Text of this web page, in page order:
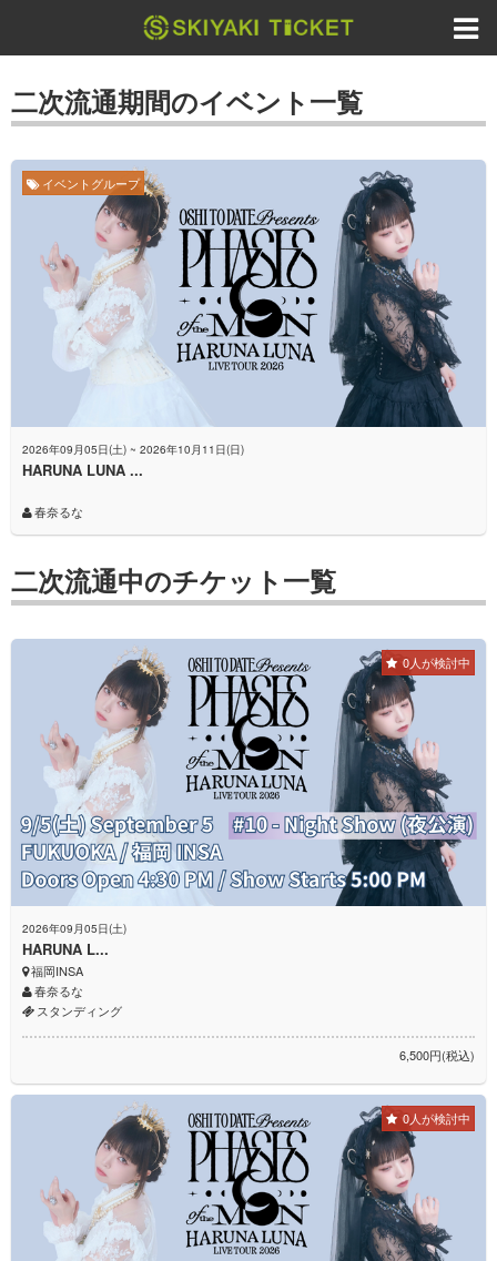
二次流通期間のイベント一覧
イベントグループ
2026年09月05日(土) ~ 2026年10月11日(日)
HARUNA LUNA ...
春奈るな
二次流通中のチケット一覧
0人が検討中
2026年09月05日(土)
HARUNA L...
福岡INSA
春奈るな
スタンディング
6,500円(税込)
0人が検討中